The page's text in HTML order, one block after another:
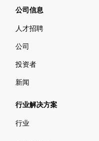
公司信息
人才招聘
公司
投资者
新闻
行业解决方案
行业